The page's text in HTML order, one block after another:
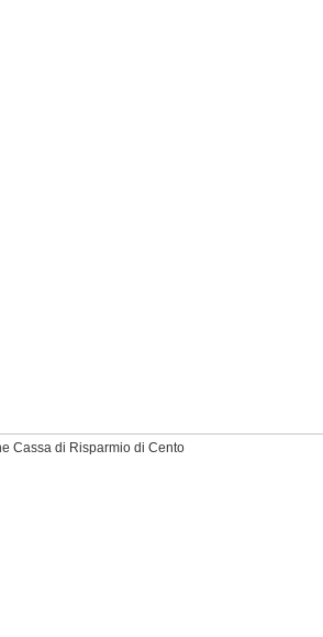
Cassa di Risparmio di Cento